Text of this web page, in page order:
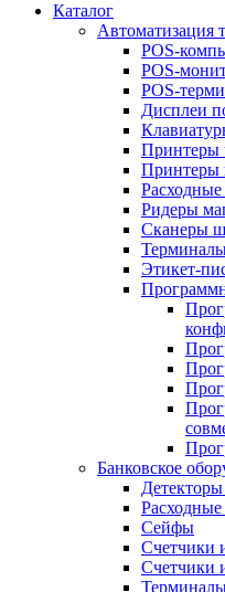
Каталог
Автоматизация
POS-
POS-
POS-
Дисплеи
Принтеры
Принтеры
Ридеры
Сканеры
Этикет-
Банковское
Сейфы
Счетчики
Счетчики